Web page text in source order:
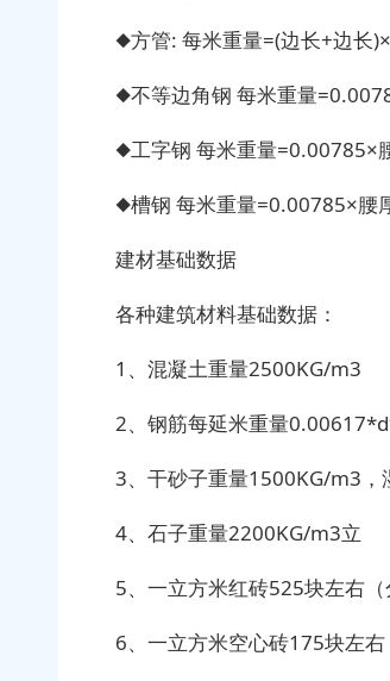
◆方管: 每米重量=(边长+边长
◆不等边角钢 每米重量
◆工字钢 每米重量=0.00785×
◆槽钢 每米重量=0.00785×腰
建材基础数据
各种建筑材料基础数据：
1、混凝土重量2500KG/m3
2、钢筋每延米重量
3、干砂子重量1500KG/m3
4、石子重量2200KG/m3立
5、一立方米红砖525块左右（
6、一立方米空心砖175块左右